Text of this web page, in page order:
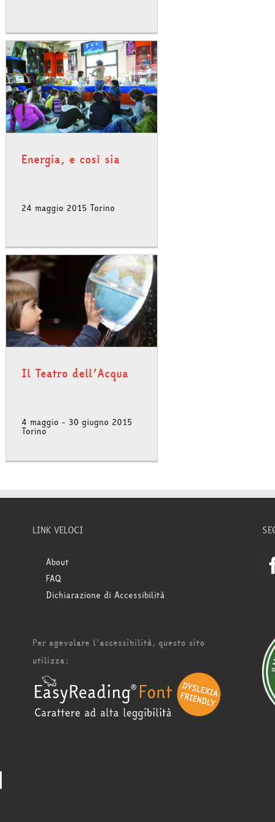
Energia, e così sia
24 maggio 2015 Torino
Il Teatro dell’Acqua
4 maggio - 30 giugno 2015
Torino
LINK VELOCI
About
FAQ
Dichiarazione di Accessibilità
Per agevolare l'accessibilità, questo sito
utilizza: